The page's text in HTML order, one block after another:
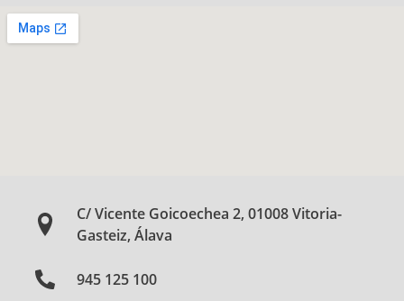
C/ Vicente Goicoechea 2, 01008 Vitoria-
Gasteiz, Álava
945 125 100